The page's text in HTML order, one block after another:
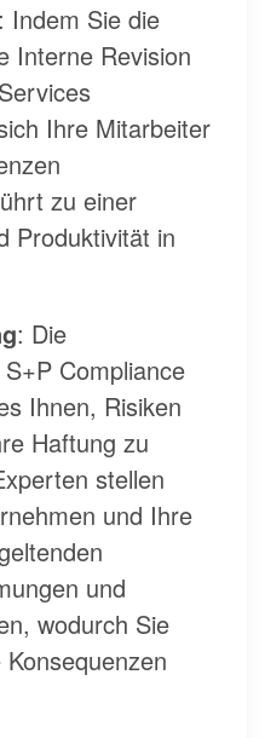
: Indem Sie die
Interne Revision
Ihre Mitarbeiter
zu einer
Produktivität in
: Die
Compliance
Ihnen, Risiken
Haftung zu
stellen
und Ihre
und
wodurch Sie